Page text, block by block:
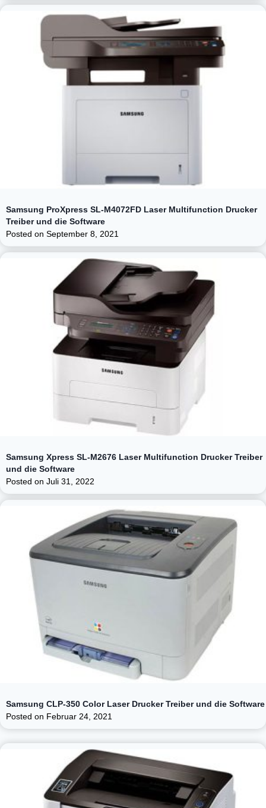
Samsung ProXpress SL-M4072FD Laser Multifunction Drucker
Treiber und die Software
Posted on September 8, 2021
Samsung Xpress SL-M2676 Laser Multifunction Drucker Treiber
und die Software
Posted on Juli 31, 2022
Samsung CLP-350 Color Laser Drucker Treiber und die Software
Posted on Februar 24, 2021